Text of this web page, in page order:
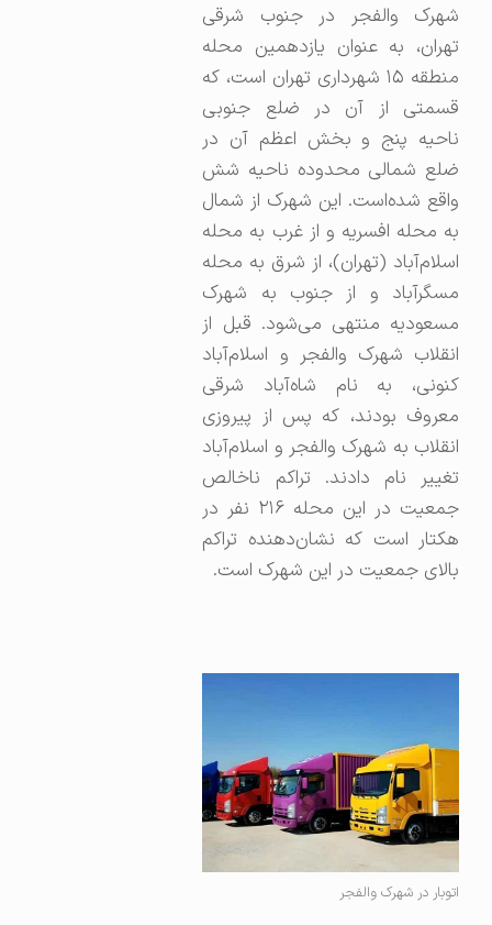
شهرک والفجر در جنوب شرقی
تهران، به عنوان یازدهمین محله
منطقه ۱۵ شهرداری تهران است، که
قسمتی از آن در ضلع جنوبی
ناحیه پنج و بخش اعظم آن در
ضلع شمالی محدوده ناحیه شش
واقع شده‌است. این شهرک از شمال
به محله افسریه و از غرب به محله
اسلام‌آباد (تهران)، از شرق به محله
مسگرآباد و از جنوب به شهرک
مسعودیه منتهی می‌شود. قبل از
انقلاب شهرک والفجر و اسلام‌آباد
کنونی، به نام شاه‌آباد شرقی
معروف بودند، که پس از پیروزی
انقلاب به شهرک والفجر و اسلام‌آباد
تغییر نام دادند. تراکم ناخالص
جمعیت در این محله ۲۱۶ نفر در
هکتار است که نشان‌دهنده تراکم
بالای جمعیت در این شهرک است.
اتوبار در شهرک والفجر